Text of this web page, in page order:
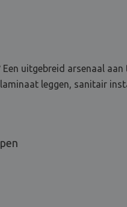
uitgebreid arsenaal
leggen, sanitair